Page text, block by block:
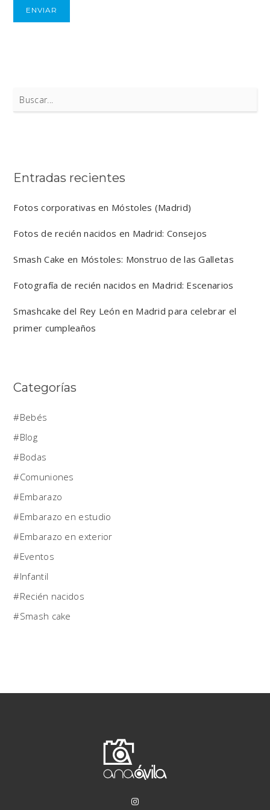
Search
for:
Entradas recientes
Fotos corporativas en Móstoles (Madrid)
Fotos de recién nacidos en Madrid: Consejos
Smash Cake en Móstoles: Monstruo de las Galletas
Fotografía de recién nacidos en Madrid: Escenarios
Smashcake del Rey León en Madrid para celebrar el
primer cumpleaños
Categorías
Bebés
Blog
Bodas
Comuniones
Embarazo
Embarazo en estudio
Embarazo en exterior
Eventos
Infantil
Recién nacidos
Smash cake